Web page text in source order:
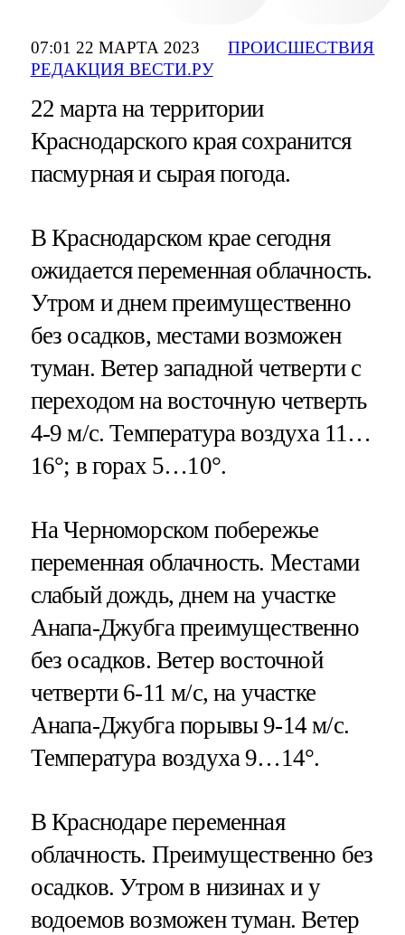
07:01 22 МАРТА 2023
РЕДАКЦИЯ ВЕСТИ.РУ
ПРОИСШЕСТВИЯ
22 марта на территории
Краснодарского края сохранится
пасмурная и сырая погода.
В Краснодарском крае сегодня
ожидается переменная облачность.
Утром и днем преимущественно
без осадков, местами возможен
туман. Ветер западной четверти с
переходом на восточную четверть
4-9 м/с. Температура воздуха 11…
16°; в горах 5…10°.
На Черноморском побережье
переменная облачность. Местами
слабый дождь, днем на участке
Анапа-Джубга преимущественно
без осадков. Ветер восточной
четверти 6-11 м/с, на участке
Анапа-Джубга порывы 9-14 м/с.
Температура воздуха 9…14°.
В Краснодаре переменная
облачность. Преимущественно без
осадков. Утром в низинах и у
водоемов возможен туман. Ветер